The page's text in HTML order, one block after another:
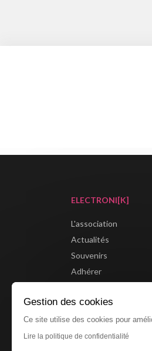
ELECTRONI[K]
L'association
Actualités
Souvenirs
Adhérer
Partenaires
Gestion des cookies
Ce site utilise des cookies pour
Lire la politique de confidentialité